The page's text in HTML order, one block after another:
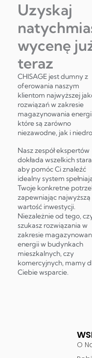
Uzyskaj
wycenę
teraz
CHISAGE jest dumny z
oferowania naszym
klientom najwyższej
rozwiązań w zakresie
magazynowania
które są zarówno
niezawodne, jak i
Nasz zespół ekspertów
dokłada wszelkich
aby pomóc Ci znaleźć
idealny system
Twoje konkretne
zapewniając najwyższą
wartość inwestycji.
Niezależnie od tego,
szukasz rozwiązania w
zakresie
energii w budynkach
mieszkalnych, czy
komercyjnych, mamy
Ciebie wsparcie.
O